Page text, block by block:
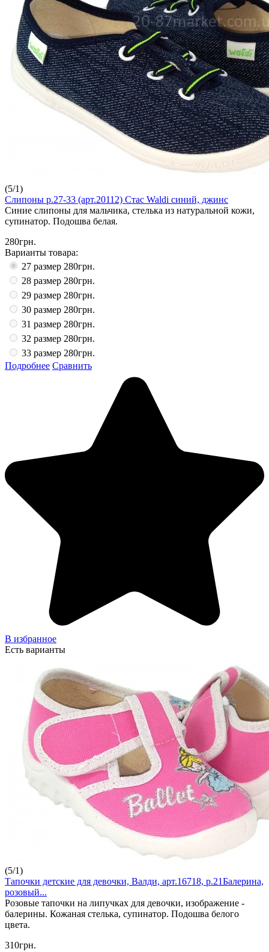
(5/1)
Слипоны р.27-33 (арт.20112) Стас Waldi синий, джинс
Синие слипоны для мальчика, стелька из натуральной кожи,
супинатор. Подошва белая.
280грн.
Варианты товара:
27 размер 280грн.
28 размер 280грн.
29 размер 280грн.
30 размер 280грн.
31 размер 280грн.
32 размер 280грн.
33 размер 280грн.
Подробнее Сравнить
В избранное
Есть варианты
(5/1)
Тапочки детские для девочки, Валди, арт.16718, р.21Балерина,
розовый...
Розовые тапочки на липучках для девочки, изображение -
балерины. Кожаная стелька, супинатор. Подошва белого
цвета.
310грн.